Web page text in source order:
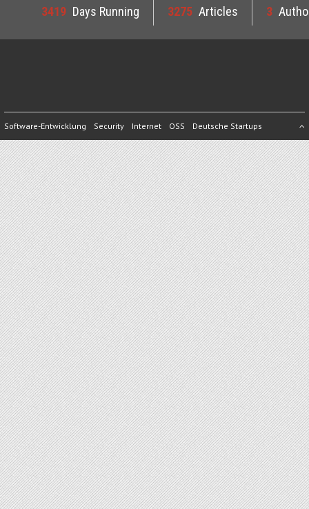
3419 Days Running 3275 Articles 3
Software-Entwicklung Security Internet OSS Deutsche Startups